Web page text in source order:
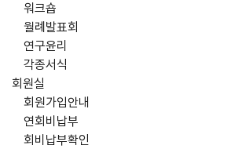
워크숍
월례발표회
연구윤리
각종서식
회원실
회원가입안내
연회비납부
회비납부확인